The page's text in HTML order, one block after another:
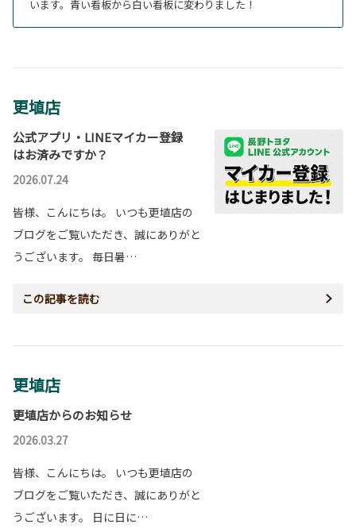
います。青い看板から白い看板に変わりました！
更埴店
公式アプリ・LINEマイカー登録
はお済みですか？
2026.07.24
皆様、こんにちは。 いつも更埴店の
ブログをご覧いただき、誠にありがと
うございます。 毎日暑…
この記事を読む
更埴店
更埴店からのお知らせ
2026.03.27
皆様、こんにちは。 いつも更埴店の
ブログをご覧いただき、誠にありがと
うございます。 日に日に…